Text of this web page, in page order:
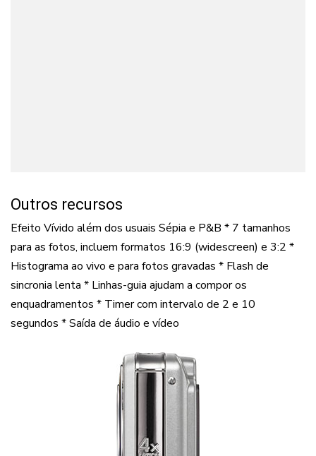
Outros recursos
Efeito Vívido além dos usuais Sépia e P&B * 7 tamanhos
para as fotos, incluem formatos 16:9 (widescreen) e 3:2 *
Histograma ao vivo e para fotos gravadas * Flash de
sincronia lenta * Linhas-guia ajudam a compor os
enquadramentos * Timer com intervalo de 2 e 10
segundos * Saída de áudio e vídeo